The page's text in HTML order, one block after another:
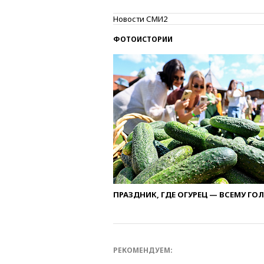
Новости СМИ2
ФОТОИСТОРИИ
ПРАЗДНИК, ГДЕ ОГУРЕЦ — ВСЕМУ
РЕКОМЕНДУЕМ: